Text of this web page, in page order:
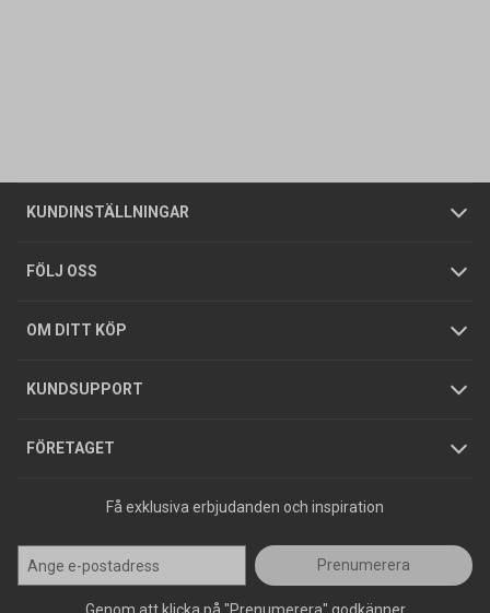
KUNDINSTÄLLNINGAR
Företagskund / Privatkund
FÖLJ OSS
OM DITT KÖP
Allmänna försäljningsvillkor
Integritetspolicy
GDPR
KUNDSUPPORT
Butiker
Foldrar och kataloger
Köpguider
Varumärken
FÖRETAGET
Om oss
Tjänster
Hållbarhet
Jobba hos oss
Press
Få exklusiva erbjudanden och inspiration
Prenumerera